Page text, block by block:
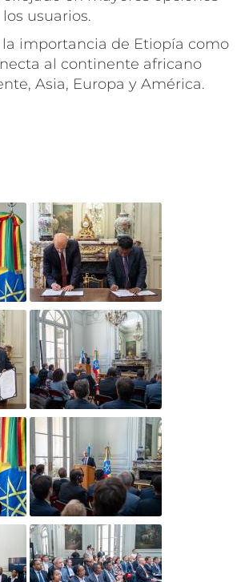
usuarios.
la importancia de Etiopía como
al continente africano
Asia, Europa y América.